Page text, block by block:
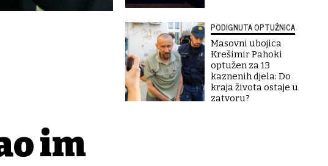
im
PODIGNUTA OPTUŽNICA
Masovni ubojica
Krešimir Pahoki
optužen za 13
kaznenih djela: Do
kraja života ostaje u
zatvoru?